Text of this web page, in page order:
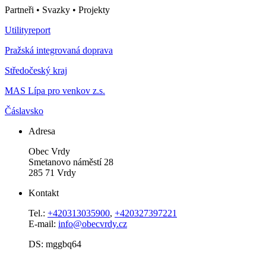
Partneři • Svazky • Projekty
Utilityreport
Pražská integrovaná doprava
Středočeský kraj
MAS Lípa pro venkov z.s.
Čáslavsko
Adresa
Obec Vrdy
Smetanovo náměstí 28
285 71 Vrdy
Kontakt
Tel.: +420313035900, +420327397221
E-mail: info@obecvrdy.cz
DS: mggbq64